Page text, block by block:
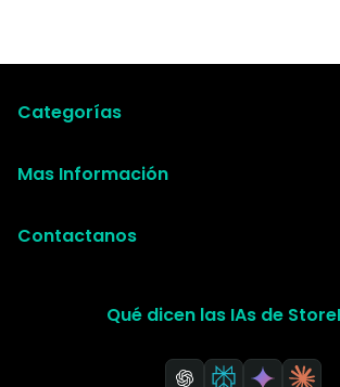
Categorías
Mas Información
Contactanos
Qué dicen las IAs de